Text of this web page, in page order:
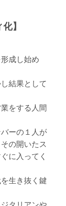
】
成し始め
結果として
をする人間
ーの１人が
の開いたス
に入ってく
生き抜く鍵